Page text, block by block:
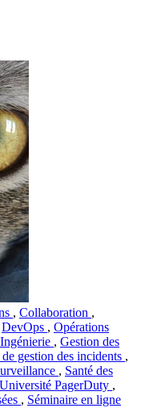
, Collaboration ,
DevOps , Opérations
Ingénierie , Gestion des
gestion des incidents ,
, Santé des
Université PagerDuty ,
, Séminaire en ligne